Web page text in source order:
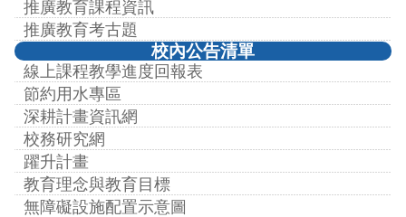
推廣教育課程資訊
推廣教育考古題
校內公告清單
線上課程教學進度回報表
節約用水專區
深耕計畫資訊網
校務研究網
躍升計畫
教育理念與教育目標
無障礙設施配置示意圖